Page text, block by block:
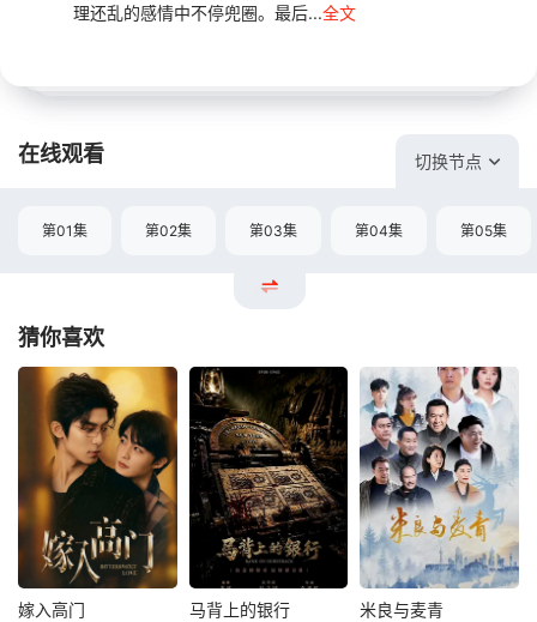
理还乱的感情中不停兜圈。最后...全文
在线观看 切换节点
第01集 第02集 第03集 第04集 第05集
猜你喜欢
嫁入高门 马背上的银行 米良与麦青